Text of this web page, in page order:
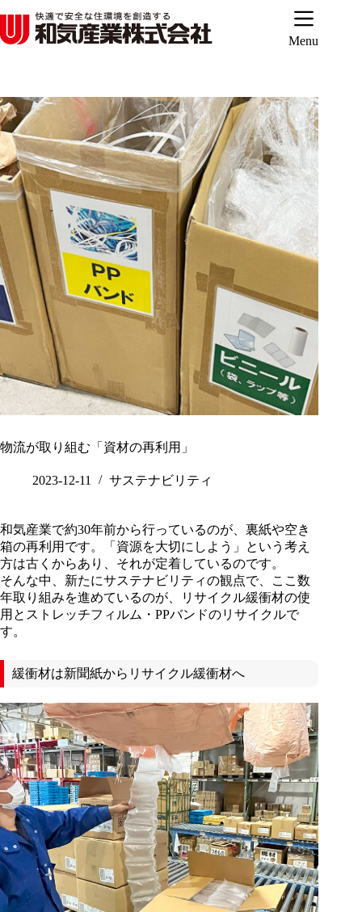
テ
ス
キ
ッ
プ
Menu
物流が取り組む「資材の再利用」
2023-12-11 サステナビリティ
和気産業で約30年前から行っているのが、裏紙や空き
箱の再利用です。「資源を大切にしよう」という考え
方は古くからあり、それが定着しているのです。
そんな中、新たにサステナビリティの観点で、ここ数
年取り組みを進めているのが、リサイクル緩衝材の使
用とストレッチフィルム・PPバンドのリサイクルで
す。
緩衝材は新聞紙からリサイクル緩衝材へ